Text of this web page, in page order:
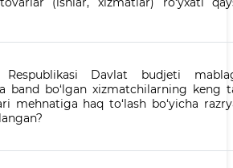
Respublikasi Davlat budjeti
band bo‘lgan xizmatchilarning keng
mehnatiga haq to‘lash bo‘yicha